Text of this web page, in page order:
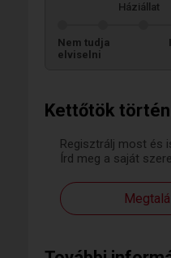
Kettőtök
Regisztrálj most és
Írd meg a saját
Háziállat
Nem tudja
elviselni